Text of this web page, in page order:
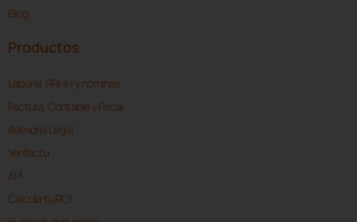
Blog
Productos
Laboral, RRHH y nóminas
Factura, Contable y Fiscal
Asesoría Legal
Verifactu
API
Calcula tu ROI